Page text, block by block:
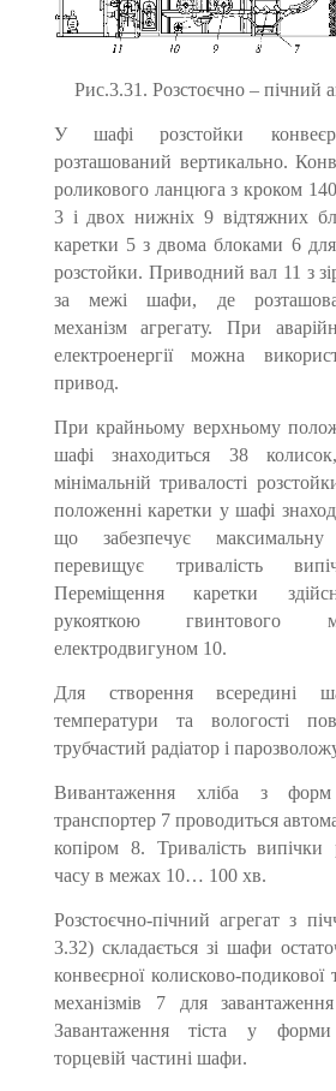
Рис.3.31. Розстоєчно – пічний
У шафі розстойки
розташований вертикально.
роликового ланцюга з кроком
3 і двох нижніх 9 відтяжних
карет­ки 5 з двома блоками 6 для
розстойки. Приводний вал 11 з
за межі шафи, де
механізм агрегату. При
електроенергії можна
привод.
При крайньому верхньому
шафі знахо­диться 38
мінімальній тривалості
положенні каретки у шафі
що забезпечує
перевищує тривалість
Переміщення карет­ки
рукояткою гвинтового
електродвигуном 10.
Для створення всередині
температури та вологості
трубчастий радіатор і
Вивантаження хліба з
транспортер 7 проводиться
копіром 8. Тривалість випічки
часу в межах 10… 100 хв.
Розстоєчно-пічний агрегат з
3.32) складається зі шафи
конвеєрної колисково-подикової
механізмів 7 для
Завантаження тіста у
торцевій частині шафи.